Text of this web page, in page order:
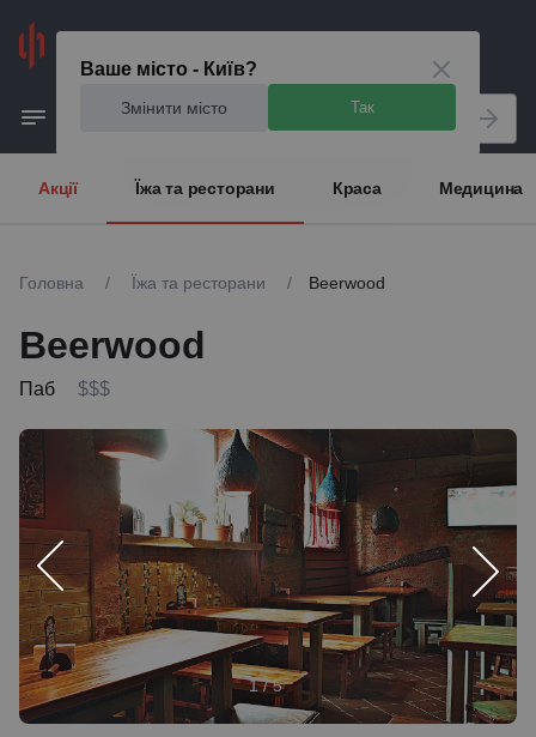
Ваше місто - Київ?
Змінити місто Так
Акції Їжа та ресторани Краса Медицина
Головна / Їжа та ресторани / Beerwood
Beerwood
Паб $$$
1 / 5